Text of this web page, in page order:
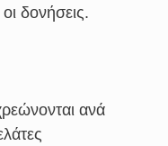
δονήσεις.
ανά